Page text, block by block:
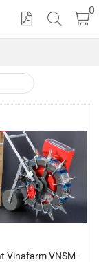
alo
0
Vinafarm VNSM-